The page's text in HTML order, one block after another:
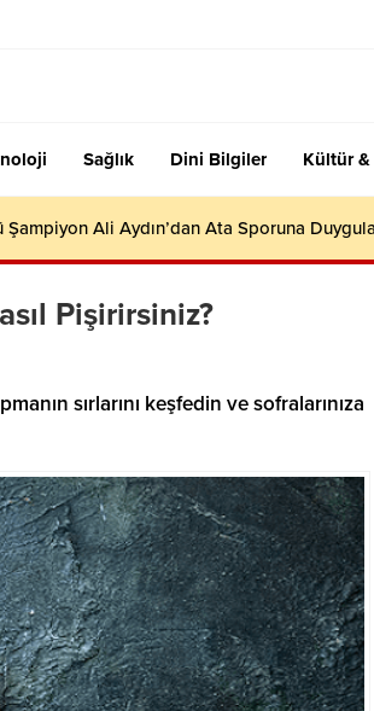
Sağlık Dini Bilgiler Kültür &
Ali Aydın’dan Ata Sporuna
Pişirirsiniz?
sırlarını keşfedin ve sofralarınıza